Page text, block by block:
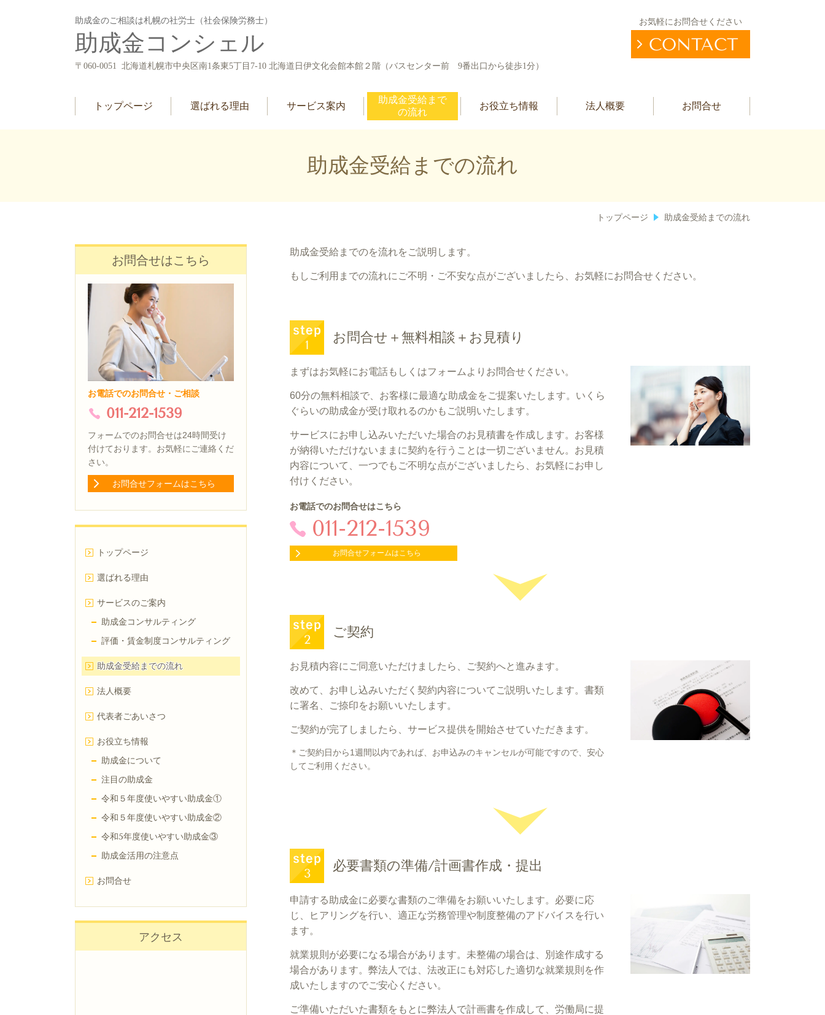
助成金のご相談は札幌の社労士（社会保険労務士）
助成金コンシェル
〒060-0051 北海道札幌市中央区南1条東5丁目7-10 北海道日伊文化会館本館２階（バスセンター前 9番出口から徒歩1分）
お気軽にお問合せください
CONTACT
トップページ 選ばれる理由 サービス案内
助成金受給まで
の流れ
お役立ち情報 法人概要 お問合せ
助成金受給までの流れ
トップページ 助成金受給までの流れ
助成金受給までのを流れをご説明します。
もしご利用までの流れにご不明・ご不安な点がございましたら、お気軽にお問合せください。
お問合せ＋無料相談＋お見積り
まずはお気軽にお電話もしくはフォームよりお問合せください。
60分の無料相談で、お客様に最適な助成金をご提案いたします。いくら
ぐらいの助成金が受け取れるのかもご説明いたします。
サービスにお申し込みいただいた場合のお見積書を作成します。お客様
が納得いただけないままに契約を行うことは一切ございません。お見積
内容について、一つでもご不明な点がございましたら、お気軽にお申し
付けください。
お電話でのお問合せはこちら
011-212-1539
お問合せフォームはこちら
ご契約
お見積内容にご同意いただけましたら、ご契約へと進みます。
改めて、お申し込みいただく契約内容についてご説明いたします。書類
に署名、ご捺印をお願いいたします。
ご契約が完了しましたら、サービス提供を開始させていただきます。
＊ご契約日から1週間以内であれば、お申込みのキャンセルが可能ですので、安心
してご利用ください。
必要書類の準備/計画書作成・提出
申請する助成金に必要な書類のご準備をお願いいたします。必要に応
じ、ヒアリングを行い、適正な労務管理や制度整備のアドバイスを行い
ます。
就業規則が必要になる場合があります。未整備の場合は、別途作成する
場合があります。弊法人では、法改正にも対応した適切な就業規則を作
成いたしますのでご安心ください。
ご準備いただいた書類をもとに弊法人で計画書を作成して、労働局に提
お問合せはこちら
お電話でのお問合せ・ご相談
011-212-1539
フォームでのお問合せは24時間受け
付けております。お気軽にご連絡くだ
さい。
お問合せフォームはこちら
トップページ
選ばれる理由
サービスのご案内
助成金コンサルティング
評価・賃金制度コンサルティング
助成金受給までの流れ
法人概要
代表者ごあいさつ
お役立ち情報
助成金について
注目の助成金
令和５年度使いやすい助成金①
令和５年度使いやすい助成金②
令和5年度使いやすい助成金③
助成金活用の注意点
お問合せ
アクセス